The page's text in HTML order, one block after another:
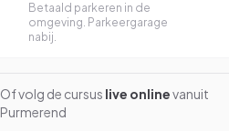
Gevorderd
Betaald parkeren in de
omgeving. Parkeergarage
nabij.
Of volg de cursus live onlinevanuit
Purmerend